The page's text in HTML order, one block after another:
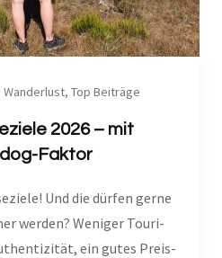
Wanderlust, Top Beiträge
2026 – mit
Faktor
Und die dürfen gerne
werden? Weniger Touri-
ein gutes Preis-